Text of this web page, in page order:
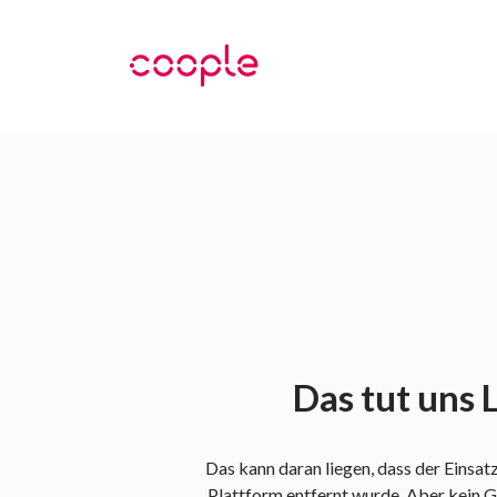
Das tut uns
Das kann daran liegen, dass der